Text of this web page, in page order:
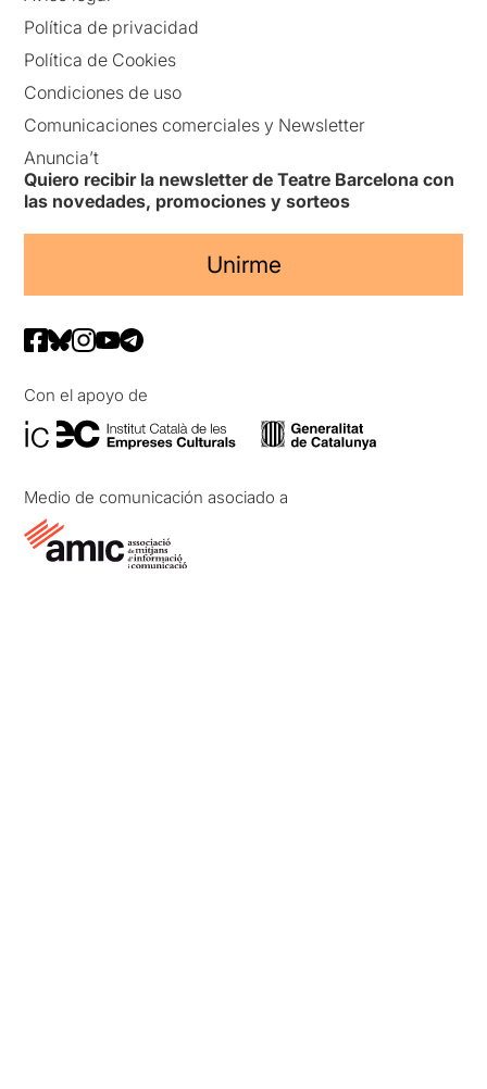
Política de privacidad
Política de Cookies
Condiciones de uso
Comunicaciones comerciales y Newsletter
Anuncia’t
Quiero recibir la newsletter de Teatre Barcelona con
las novedades, promociones y sorteos
Unirme
Con el apoyo de
Medio de comunicación asociado a